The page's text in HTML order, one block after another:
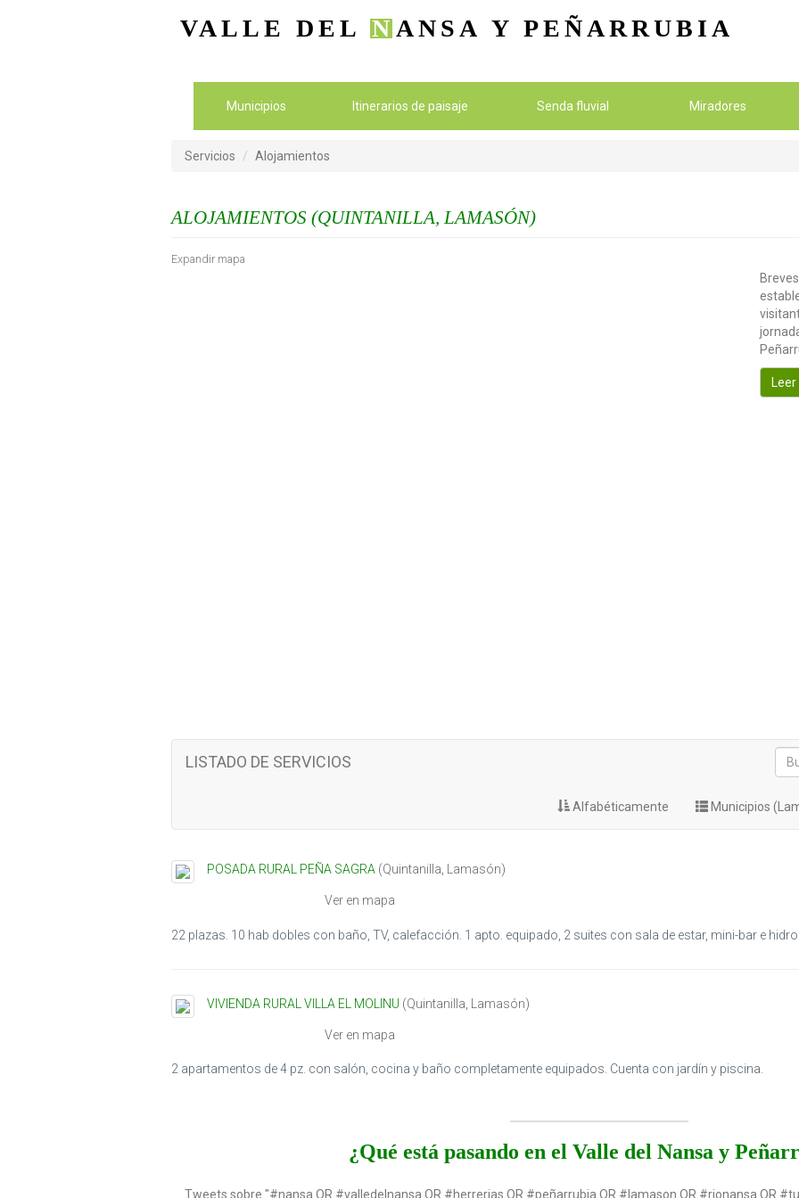
VALLE DEL NANSA Y PEÑARRUBIA
Municipios Itinerarios de paisaje Senda fluvial Miradores
Servicios Alojamientos
ALOJAMIENTOS (QUINTANILLA, LAMASÓN)
Expandir mapa
LISTADO DE SERVICIOS
Alfabéticamente Municipios
POSADA RURAL PEÑA SAGRA (Quintanilla Lamasón)
Ver en mapa
22 plazas. 10 hab dobles con baño, TV, calefacción. 1 apto. equipado, 2 suites con sala de estar, mini-bar e
VIVIENDA RURAL VILLA EL MOLINU (Quintanilla Lamasón)
Ver en mapa
2 apartamentos de 4 pz. con salón, cocina y baño completamente equipados. Cuenta con jardín y piscina.
¿Qué está pasando en el Valle del Nansa y
Tweets sobre "#nansa OR #valledelnansa OR #herrerias OR #peñarrubia OR #lamason OR #rionansa OR